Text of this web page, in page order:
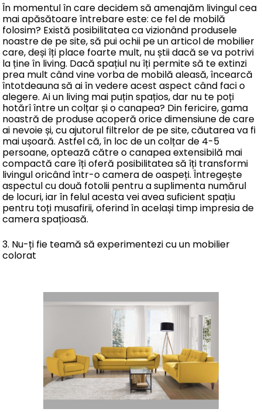
În momentul în care decidem să amenajăm livingul cea
mai apăsătoare întrebare este: ce fel de mobilă
folosim? Există posibilitatea ca vizionând produsele
noastre de pe site, să pui ochii pe un articol de mobilier
care, deși îți place foarte mult, nu știi dacă se va potrivi
la ține în living. Dacă spațiul nu îți permite să te extinzi
prea mult când vine vorba de mobilă aleasă, încearcă
întotdeauna să ai în vedere acest aspect când faci o
alegere. Ai un living mai puțin spațios, dar nu te poți
hotărî între un colțar și o canapea? Din fericire, gama
noastră de produse acoperă orice dimensiune de care
ai nevoie și, cu ajutorul filtrelor de pe site, căutarea va fi
mai ușoară. Astfel că, în loc de un colțar de 4-5
persoane, optează către o canapea extensibilă mai
compactă care îți oferă posibilitatea să îți transformi
livingul oricând într-o camera de oaspeți. Întregește
aspectul cu două fotolii pentru a suplimenta numărul
de locuri, iar în felul acesta vei avea suficient spațiu
pentru toți musafirii, oferind în același timp impresia de
camera spațioasă.
3. Nu-ți fie teamă să experimentezi cu un mobilier
colorat